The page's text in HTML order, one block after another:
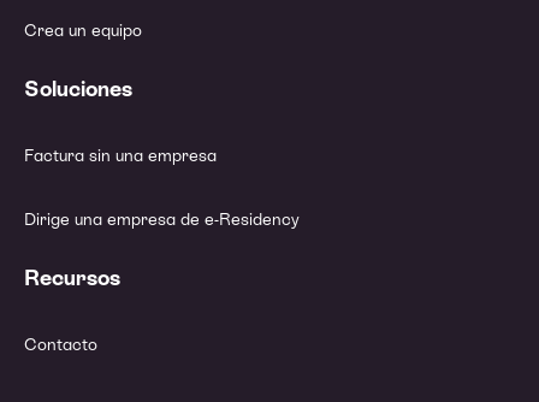
Crea un equipo
Soluciones
Factura sin una empresa
Dirige una empresa de e-Residency
Recursos
Contacto